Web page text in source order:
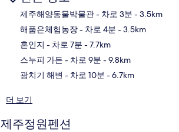
제주해양동물박물관- 차로 3분 - 3.5km
해품은체험농장- 차로 4분 - 3.5km
혼인지 - 차로 7분 - 7.7km
스누피 가든 - 차로 9분 - 9.8km
광치기 해변 - 차로 10분 - 6.7km
더 보기
제주정원펜션